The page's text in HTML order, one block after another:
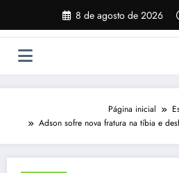
o
8 de agosto de 2026
Página inicial
Adson sofre nova fratura na tíbia e